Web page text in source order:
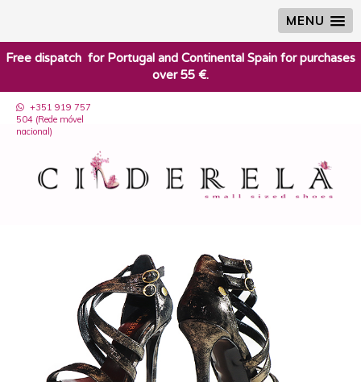
MENU
​Free dispatch for Portugal and Continental Spain for purchases
over 55 €.
+351 919 757
504 (Rede móvel
nacional)